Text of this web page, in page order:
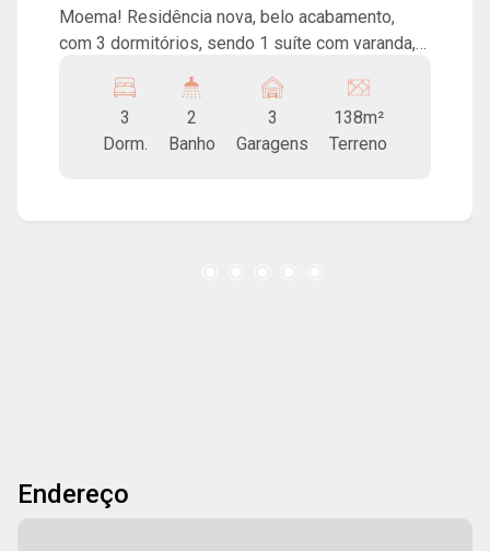
Moema! Residência nova, belo acabamento,
com 3 dormitórios, sendo 1 suíte com varanda,
com armários, quintal com lavanderia, varanda
gourmet com churrasqueira e 3 vagas de
garagem.
3
Dorm.
2
Banho
3
Garagens
138m²
Terreno
Endereço